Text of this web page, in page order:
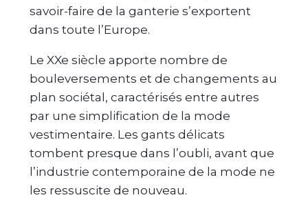
savoir-faire de la ganterie s’exportent
dans toute l’Europe.
Le XXe siècle apporte nombre de
bouleversements et de changements au
plan sociétal, caractérisés entre autres
par une simplification de la mode
vestimentaire. Les gants délicats
tombent presque dans l’oubli, avant que
l’industrie contemporaine de la mode ne
les ressuscite de nouveau.